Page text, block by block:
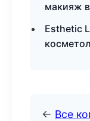
макияж
Esthetic
← Все